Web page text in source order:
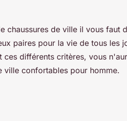
chaussures de ville il vous faut
paires pour la vie de tous les
ces différents critères, vous
ville confortables pour homme.